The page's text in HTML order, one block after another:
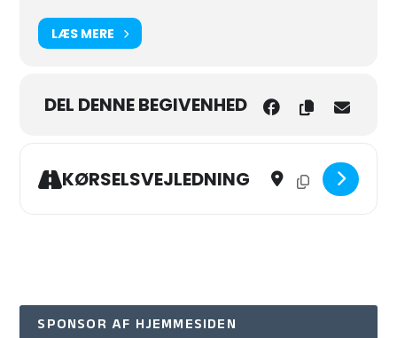
LÆS MERE
DEL DENNE BEGIVENHED
KØRSELSVEJLEDNING Address - Bankospil i X-
Destination
SPONSOR AF HJEMMESIDEN